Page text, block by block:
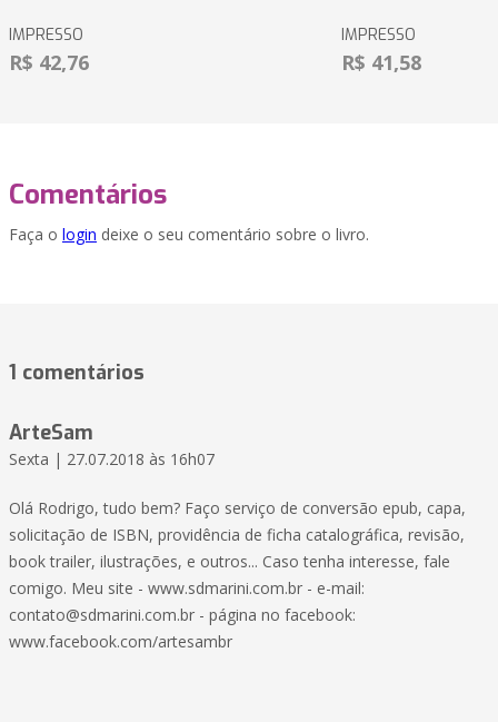
IMPRESSO
R$ 42,76
IMPRESSO
R$ 41,58
Comentários
Faça o login deixe o seu comentário sobre o livro.
1 comentários
ArteSam
Sexta | 27.07.2018 às 16h07
Olá Rodrigo, tudo bem? Faço serviço de conversão epub, capa,
solicitação de ISBN, providência de ficha catalográfica, revisão,
book trailer, ilustrações, e outros... Caso tenha interesse, fale
comigo. Meu site - www.sdmarini.com.br - e-mail:
contato@sdmarini.com.br - página no facebook:
www.facebook.com/artesambr